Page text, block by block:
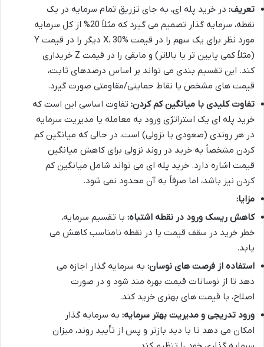
تعریف: در خرید پله ای، به جای تزریق تمام سرمایه در یک
نقطه، سرمایه گذار تصمیم می گیرد که مثلاً 20% از کل سرمایه
مورد نظر برای یک سهم را در قیمت X، 30% دیگر را در قیمت Y
(مثلاً کمی پایین تر یا بالاتر) و مابقی را در قیمت Z خریداری
کند. این تقسیم بندی می تواند بر اساس درصدهای ثابت،
قیمت های مشخص یا نقاط حمایتی/مقاومتی صورت گیرد.
تفاوت کلیدی با میانگین کم کردن: تفاوت اساسی این است که
خرید پله ای یک استراتژی ورود به معامله یا مدیریت سرمایه
در هر روندی (صعودی یا نزولی) است، در حالی که میانگین کم
کردن مشخصاً به خرید در روند نزولی برای کاهش میانگین
قیمت اشاره دارد. خرید پله ای می تواند شامل میانگین کم
کردن نیز باشد، اما صرفاً به آن محدود نمی شود.
مزایا:
کاهش ریسک ورود در نقطه اشتباه: با تقسیم سرمایه،
خطر خرید در سقف قیمت یا در نقطه نامناسب کاهش می
یابد.
استفاده از فرصت های نوسان: به سرمایه گذار اجازه می
دهد تا از نوسانات قیمت بهره مند شود و در صورت
اصلاح، با قیمت های بهتری خرید کند.
ورود تدریجی و مدیریت بهتر سرمایه: به سرمایه گذار
امکان می دهد تا با دید بازتر و پس از تأیید روند، میزان